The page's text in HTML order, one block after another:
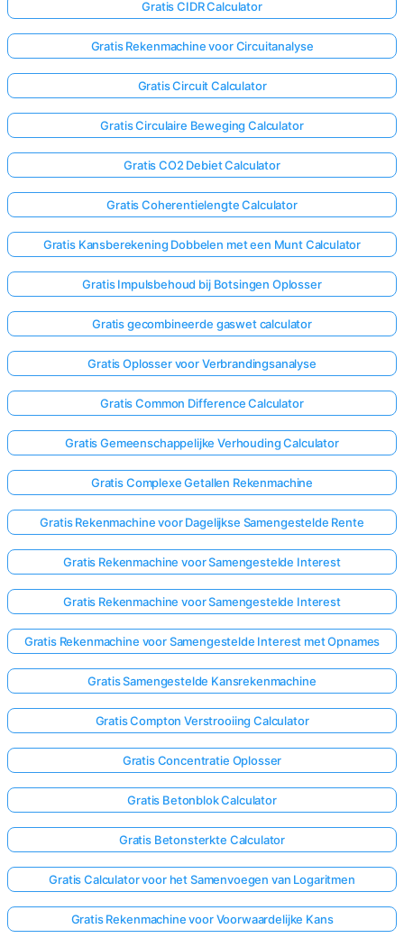
Gratis CIDR Calculator
Gratis Rekenmachine voor Circuitanalyse
Gratis Circuit Calculator
Gratis Circulaire Beweging Calculator
Gratis CO2 Debiet Calculator
Gratis Coherentielengte Calculator
Gratis Kansberekening Dobbelen met een Munt Calculator
Gratis Impulsbehoud bij Botsingen Oplosser
Gratis gecombineerde gaswet calculator
Gratis Oplosser voor Verbrandingsanalyse
Gratis Common Difference Calculator
Gratis Gemeenschappelijke Verhouding Calculator
Gratis Complexe Getallen Rekenmachine
Gratis Rekenmachine voor Dagelijkse Samengestelde Rente
Gratis Rekenmachine voor Samengestelde Interest
Gratis Rekenmachine voor Samengestelde Interest
Gratis Rekenmachine voor Samengestelde Interest met Opnames
Gratis Samengestelde Kansrekenmachine
Gratis Compton Verstrooiing Calculator
Gratis Concentratie Oplosser
Gratis Betonblok Calculator
Gratis Betonsterkte Calculator
Gratis Calculator voor het Samenvoegen van Logaritmen
Gratis Rekenmachine voor Voorwaardelijke Kans